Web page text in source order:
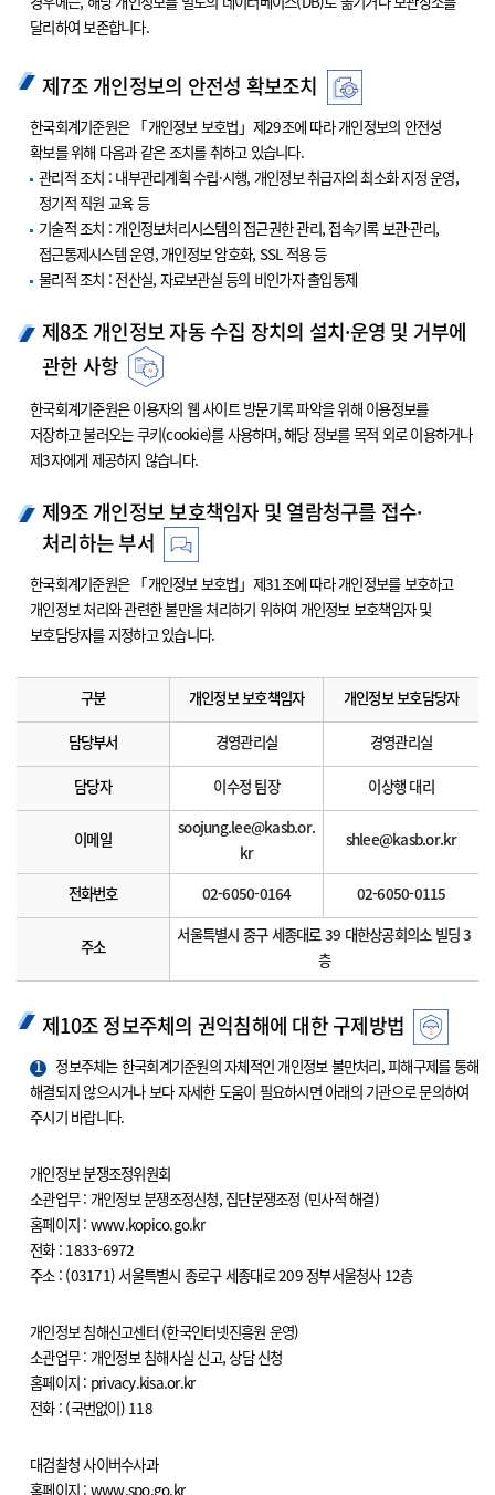
달리하여 보존합니다.
제7조 개인정보의 안전성 확보조치
한국회계기준원은 「개인정보 보호법」제29조에 따라 개인정보의 안전성
확보를 위해 다음과 같은 조치를 취하고 있습니다.
관리적 조치 : 내부관리계획 수립·시행, 개인정보 취급자의 최소화 지정 운영,
정기적 직원 교육 등
기술적 조치 : 개인정보처리시스템의 접근권한 관리, 접속기록 보관·관리,
접근통제시스템 운영, 개인정보 암호화, SSL 적용 등
물리적 조치 : 전산실, 자료보관실 등의 비인가자 출입통제
제8조 개인정보 자동 수집 장치의 설치·운영 및 거부에
관한 사항
한국회계기준원은 이용자의 웹 사이트 방문기록 파악을 위해 이용정보를
저장하고 불러오는 쿠키(cookie)를 사용하며, 해당 정보를 목적 외로 이용하거나
제3자에게 제공하지 않습니다.
제9조 개인정보 보호책임자 및 열람청구를 접수·
처리하는 부서
한국회계기준원은 「개인정보 보호법」제31조에 따라 개인정보를 보호하고
개인정보 처리와 관련한 불만을 처리하기 위하여 개인정보 보호책임자 및
보호담당자를 지정하고 있습니다.
구분 개인정보 보호책임자 개인정보 보호담당자
담당부서 경영관리실 경영관리실
담당자 이수정 팀장 이상행 대리
이메일
soojung.lee@kasb.or.
kr
shlee@kasb.or.kr
전화번호 02-6050-0164 02-6050-0115
주소
서울특별시 중구 세종대로 39 대한상공회의소 빌딩 3
층
제10조 정보주체의 권익침해에 대한 구제방법
1
정보주체는 한국회계기준원의 자체적인 개인정보 불만처리, 피해구제를 통해
해결되지 않으시거나 보다 자세한 도움이 필요하시면 아래의 기관으로 문의하여
주시기 바랍니다.
개인정보 분쟁조정위원회
소관업무 : 개인정보 분쟁조정신청, 집단분쟁조정 (민사적 해결)
홈페이지 : www.kopico.go.kr
전화 : 1833-6972
주소 : (03171) 서울특별시 종로구 세종대로 209 정부서울청사 12층
개인정보 침해신고센터 (한국인터넷진흥원 운영)
소관업무 : 개인정보 침해사실 신고, 상담 신청
홈페이지 : privacy.kisa.or.kr
전화 : (국번없이) 118
대검찰청 사이버수사과
홈페이지 : www.spo.go.kr